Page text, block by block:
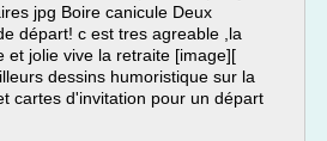
jpg Boire canicule Deux
départ! c est tres agreable ,la
et jolie vive la retraite [image][
dessins humoristique sur la
cartes d'invitation pour un départ